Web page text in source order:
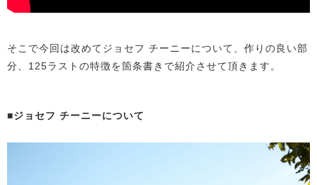
そこで今回は改めてジョセフ チーニーについて、作りの良い部
分、125ラストの特徴を箇条書きで紹介させて頂きます。
■ジョセフ チーニーについて